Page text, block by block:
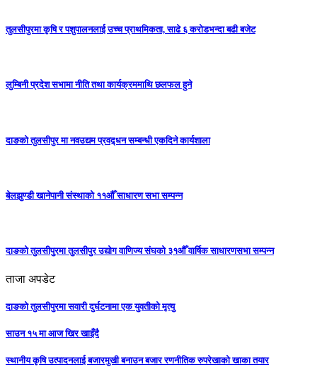
तुलसीपुरमा कृषि र पशुपालनलाई उच्च प्राथमिकता, साढे ६ करोडभन्दा बढी बजेट
लुम्बिनी प्रदेश सभामा नीति तथा कार्यक्रममाथि छलफल हुने
दाङको तुलसीपुर मा नवउद्यम प्रवद्र्धन सम्बन्धी एकदिने कार्यशाला
बेलझुण्डी खानेपानी संस्थाको ११औँ साधारण सभा सम्पन्न
दाङको तुलसीपुरमा तुलसीपुर उद्योग वाणिज्य संघको ३१औँ वार्षिक साधारणसभा सम्पन्न
ताजा अपडेट
दाङको तुलसीपुरमा सवारी दुर्घटनामा एक युवतीको मृत्यु
साउन १५ मा आज खिर खाइँदै
स्थानीय कृषि उत्पादनलाई बजारमुखी बनाउन बजार रणनीतिक रुपरेखाको खाका तयार